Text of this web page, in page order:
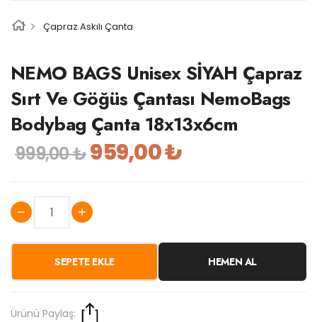
Çapraz Askılı Çanta
NEMO BAGS Unisex SİYAH Çapraz
Sırt Ve Göğüs Çantası NemoBags
Bodybag Çanta 18x13x6cm
999,00 ₺959,00 ₺
SEPETE EKLE HEMEN AL
Ürünü Paylaş: